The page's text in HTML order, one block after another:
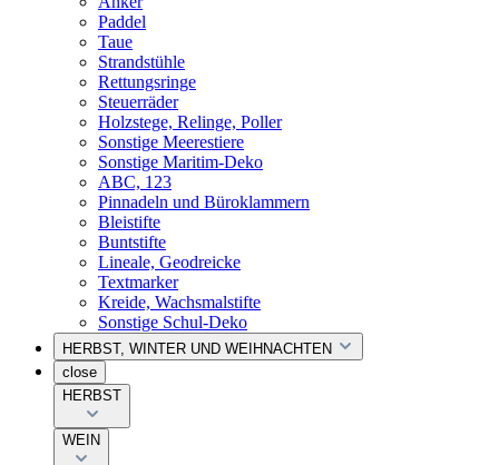
Paddel
Taue
Strandstühle
Rettungsringe
Steuerräder
Holzstege, Relinge, Poller
Sonstige Meerestiere
Sonstige Maritim-Deko
ABC, 123
Pinnadeln und Büroklammern
Bleistifte
Buntstifte
Lineale, Geodreicke
Textmarker
Kreide, Wachsmalstifte
Sonstige Schul-Deko
HERBST, WINTER UND WEIHNACHTEN
close
HERBST
WEIN